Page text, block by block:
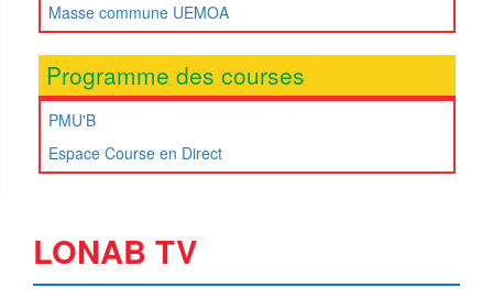
Masse commune UEMOA
Programme des courses
PMU'B
Espace Course en Direct
LONAB TV